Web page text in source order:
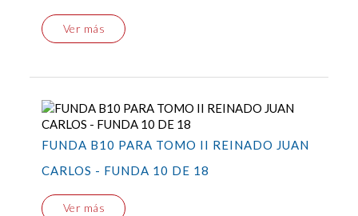
Ver más
FUNDA B10 PARA TOMO II REINADO JUAN
CARLOS - FUNDA 10 DE 18
Ver más